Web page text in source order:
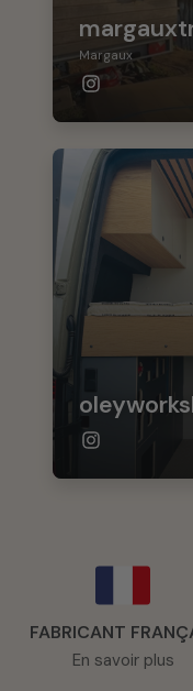
Margaux
FABRICANT
En savoir plus